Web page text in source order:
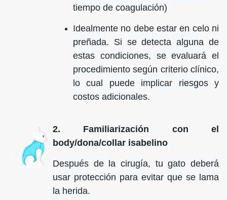
tiempo de coagulación)
Idealmente no debe estar en celo ni
preñada. Si se detecta alguna de
estas condiciones, se evaluará el
procedimiento según criterio clínico,
lo cual puede implicar riesgos y
costos adicionales.
2. Familiarización con el
body/dona/collar isabelino
Después de la cirugía, tu gato deberá
usar protección para evitar que se lama
la herida.